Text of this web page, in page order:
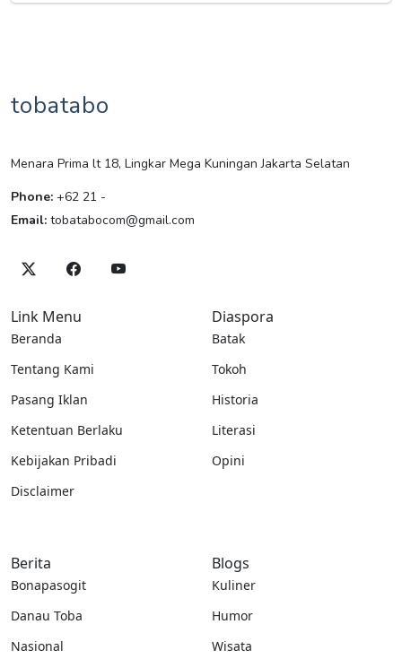
tobatabo
Menara Prima lt 18, Lingkar Mega Kuningan Jakarta Selatan
Phone: +62 21 -
Email: tobatabocom@gmail.com
Link Menu
Beranda
Tentang Kami
Pasang Iklan
Ketentuan Berlaku
Kebijakan Pribadi
Disclaimer
Diaspora
Batak
Tokoh
Historia
Literasi
Opini
Berita
Bonapasogit
Danau Toba
Nasional
Blogs
Kuliner
Humor
Wisata